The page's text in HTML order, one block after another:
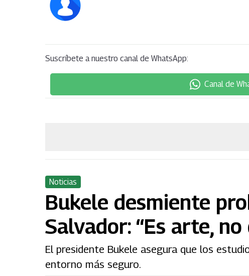
Suscríbete a nuestro canal de WhatsApp:
Canal de
Noticias
Bukele desmiente
Salvador: “Es arte,
El presidente Bukele asegura que los
entorno más seguro.